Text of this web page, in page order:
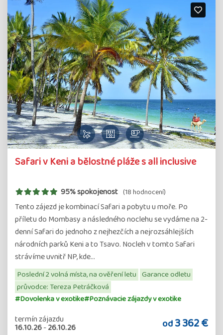
Safari v Keni a bělostné pláže s all inclusive
95% spokojenost (18 hodnocení)
Tento zájezd je kombinací Safari a pobytu u moře. Po
příletu do Mombasy a následného noclehu se vydáme na 2-
denní Safari do jednoho z nejhezčích a nejrozsáhlejších
národních parků Keni a to Tsavo. Nocleh v tomto Safari
strávíme uvnitř NP, kde…
Poslední 2 volná místa, na ověření letu Garance odletu
průvodce: Tereza Petráčková
#Dovolenka v exotike#Poznávacie zájazdy v exotike
termín zájazdu
16.10.26-26.10.26 od3 362 €